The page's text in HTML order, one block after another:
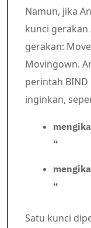
Namun, jika
kunci
gerakan:
Movingown.
perintah
inginkan,
“
“
Satu kunci